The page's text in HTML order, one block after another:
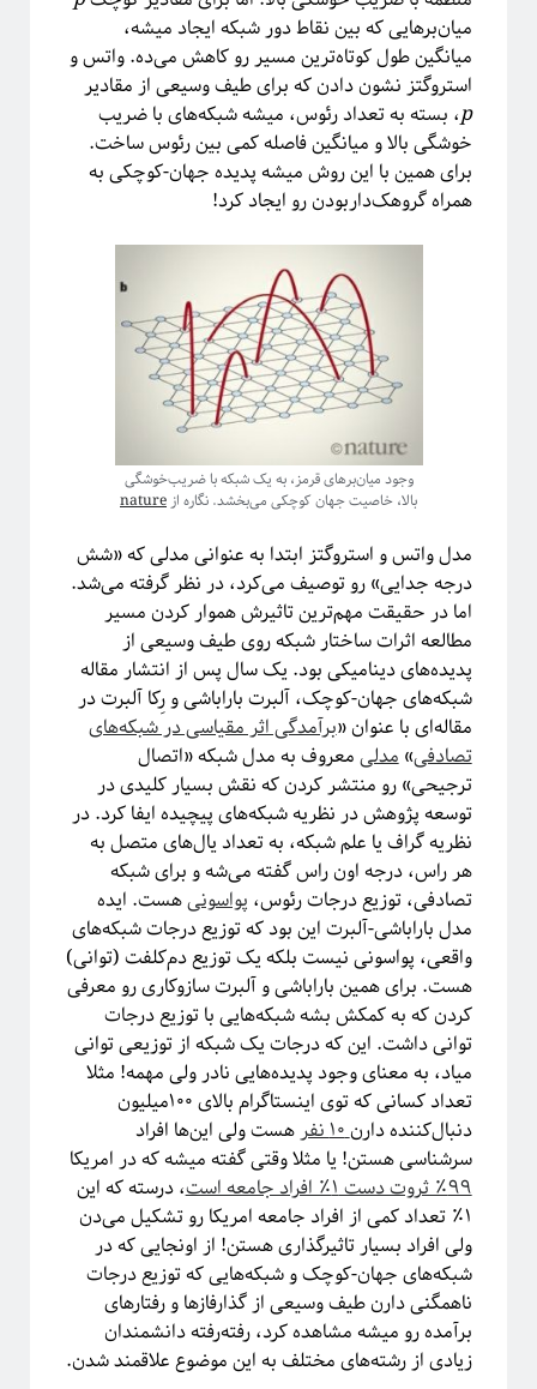
تحصیلات تکمیلی ترویج علم
درشت-دانه‌بندی دکتری روایتگری در علم
سیستم‌های پیچیده
شبکه‌های پیچیده ظهور
ظهوریافتگی
علم
علم شبکه فاینمن
فیزیک
مکانیک آماری مکانیک کوانتومی
نسبیت نسبیت عام
پایتون پدیدارگی
پدیده‌های بحرانی پیچیدگی کرونا
کوانتوم کیهان شناسی
دسته‌ها
آموزش ریاضی
آموزشی
اخبار
اختر فیزیک
اسرار کوانتومی
اهداف سیتپور
برنامه‌نویسی و کار با داده
تاریخ علم
تصاویر
جامعه علمی
خرافات
درباره دانشمندان
دوره دکتری
رادیوفیزیک
روایتگری در علم
ریاضی
زندگی علمی
سایر
سخن اندیشمندان
سیستم‌های پیچیده
سینما
شبه علم
شبکه‌های پیچیده
علوم اعصاب
فلسفه علم
میان‌برهایی که بین نقاط دور شبکه ایجاد میشه،
میانگین طول کوتاه‌ترین مسیر رو کاهش می‌ده. واتس و
استروگتز نشون دادن که برای طیف وسیعی از مقادیر
p، بسته به تعداد رئوس، میشه شبکه‌های با ضریب
خوشگی بالا و میانگین فاصله کمی بین رئوس ساخت.
برای همین با این روش میشه پدیده جهان-کوچکی به
همراه گروهک‌داربودن رو ایجاد کرد!
وجود میان‌برهای قرمز، به یک شبکه با ضریب‌خوشگی
بالا، خاصیت جهان کوچکی می‌بخشد. نگاره ازnature
مدل واتس و استروگتز ابتدا به عنوانی مدلی که «شش
درجه جدایی» رو توصیف می‌کرد، در نظر گرفته می‌شد.
اما در حقیقت مهم‌ترین تاثیرش هموار کردن مسیر
مطالعه اثرات ساختار شبکه روی طیف وسیعی از
پدیده‌های دینامیکی بود. یک سال پس از انتشار مقاله
شبکه‌های جهان-کوچک، آلبرت باراباشی و رِکا آلبرت در
مقاله‌ای با عنوان «برآمدگی اثر مقیاسی در شبکه‌های
تصادفی»مدلیمعروف به مدل شبکه «اتصال
ترجیحی‌» رو منتشر کردن که نقش بسیار کلیدی در
توسعه پژوهش در نظریه شبکه‌های پیچیده ایفا کرد. در
نظریه گراف یا علم شبکه، به تعداد یال‌های متصل به
هر راس، درجه اون راس گفته می‌شه و برای شبکه
تصادفی، توزیع درجات رئوس، پواسونیهست. ایده
مدل باراباشی-آلبرت این بود که توزیع درجات شبکه‌های
واقعی، پواسونی نیست بلکه یک توزیع دم‌کلفت (توانی)
هست. برای همین باراباشی و آلبرت سازوکاری رو معرفی
کردن که به کمکش بشه شبکه‌هایی با توزیع درجات
توانی داشت. این که درجات یک شبکه از توزیعی توانی
میاد، به معنای وجود پدیده‌هایی نادر ولی مهمه! مثلا
تعداد کسانی که توی اینستاگرام بالای ۱۰۰میلیون
دنبال‌کننده دارن۱۰ نفر
هست ولی این‌ها افراد
سرشناسی هستن! یا مثلا وقتی گفته میشه که در امریکا
۹۹٪ ثروت دست ۱٪ افراد جامعه است
، درسته که این
۱٪ تعداد کمی از افراد جامعه امریکا رو تشکیل می‌دن
ولی افراد بسیار تاثیرگذاری هستن! از اونجایی که در
شبکه‌های جهان-کوچک و شبکه‌هایی که توزیع درجات
ناهمگنی دارن طیف وسیعی از گذارفازها و رفتارهای
برآمده رو میشه مشاهده کرد، رفته‌رفته دانشمندان
زیادی از رشته‌های مختلف به این موضوع علاقمند شدن.